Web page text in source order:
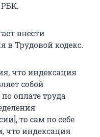
внести
в Трудовой кодекс.
что индексация
собой
оплате труда
то сам по себе
что индексация